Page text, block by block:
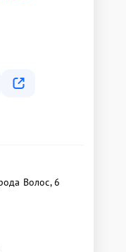
Волос, 6